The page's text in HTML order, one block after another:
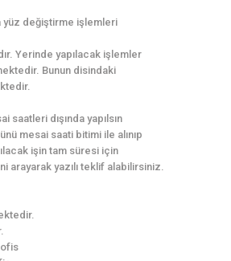
yüz değiştirme işlemleri
Yerinde yapılacak işlemler
Bunun disindaki
dışında yapılsın
mesai saati bitimi ile alınıp
işin tam süresi için
yazılı teklif alabilirsiniz.
ofis